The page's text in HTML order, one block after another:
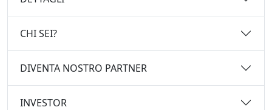
CHI SEI?
DIVENTA NOSTRO PARTNER
INVESTOR